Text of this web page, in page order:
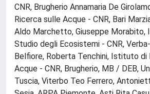
CNR, Brugherio Annamaria De
Ricerca sulle Acque - CNR, Bari
Aldo Marchetto, Giuseppe
Studio degli Ecosistemi - CNR,
Belfiore, Roberta Tenchini, Istituto di
Acque - CNR, Brugherio, MB / DEB,
Tuscia, Viterbo Teo Ferrero,